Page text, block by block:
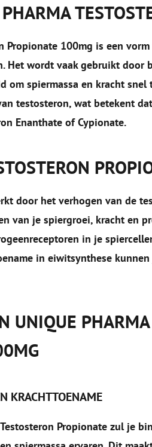
Propionate 100mg is een
Het wordt vaak gebruikt door
om spiermassa en kracht
testosteron, wat betekent
Enanthate of Cypionate.
door het verhogen van de
van je spiergroei, kracht en
in je
in eiwitsynthese
UNIQUE
KRACHTTOENAME
Propionate zul je